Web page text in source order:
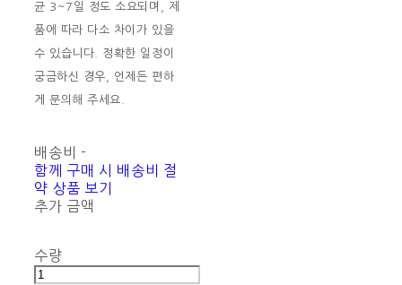
균 3~7일 정도 소요되며, 제
품에 따라 다소 차이가 있을
수 있습니다. 정확한 일정이
궁금하신 경우, 언제든 편하
게 문의해 주세요.
배송비 -
함께 구매 시 배송비 절
약 상품 보기
추가 금액
수량